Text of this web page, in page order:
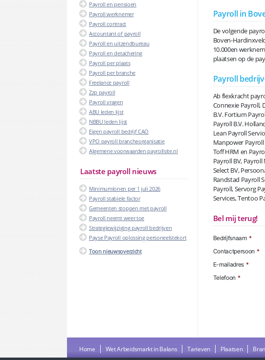
Payroll en pensioen
Payroll werknemer
Payroll contract
Accountant of payroll
Payroll en uitzendbureau
Payroll en detachering
Payroll per plaats
Payroll per branche
Freelance payroll
Zzp payroll
Payroll vragen
ABU leden lijst
NBBU leden lijst
Eigen payroll bedrijf CAO
VPO payroll brancheorganisatie
Algemene voorwaarden payrollsite.nl
Laatste payroll nieuws
Minimumlonen per 1 juli 2026
Payroll stabiele factor
Gemeenten stoppen met payroll
Payroll neemt weer toe
Strategiewijziging payroll bedrijven
Payse Payroll oplossing personeelstekort
Toon nieuwsoverzicht
Payroll in
De volgende
Boven-
10.000en
plaatsen op de
Payroll
Ab flexkracht
Connexie Payroll,
B.V. Fortium
Payroll B.V.
Lean Payroll
Manpower Payroll
Toff HRM en
Payroll BV,
Select BV,
Randstad Payroll
Payroll, Servorg
Services, Tentoo
Bel mij terug!
Bedrijfsnaam *
Contactpersoon *
E-mailadres *
Telefoon *
Home Wet Arbeidsmarkt in Balans Tarieven Plaatsen